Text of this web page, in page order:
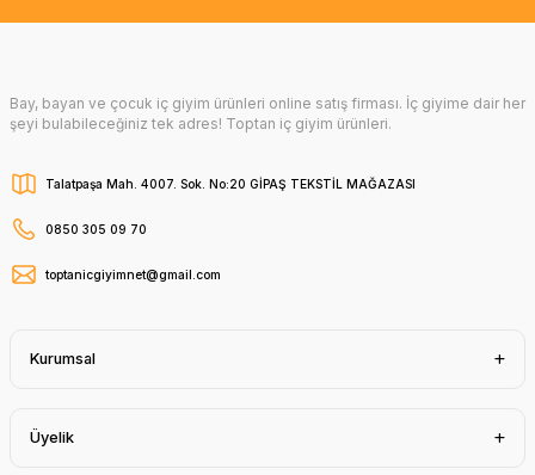
Bay, bayan ve çocuk iç giyim ürünleri online satış firması. İç giyime dair her
şeyi bulabileceğiniz tek adres! Toptan iç giyim ürünleri.
Talatpaşa Mah. 4007. Sok. No:20 GİPAŞ TEKSTİL MAĞAZASI
0850 305 09 70
toptanicgiyimnet@gmail.com
Kurumsal
Üyelik